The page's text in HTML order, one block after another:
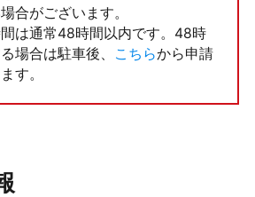
合がございます。
は通常48時間以内です。48時
場合は駐車後、
こちらから申請
す。